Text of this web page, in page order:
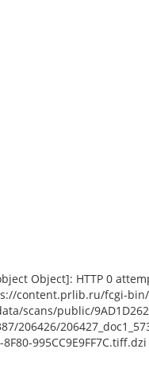
Object]: HTTP 0
content.prlib.ru/fcgi-
scans/public/
206426/
8F80-995CC9E9FF7C.tiff.dzi